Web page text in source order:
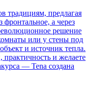
традициям, предлагая
фронтальное, а через
решение
или у стены под
и источник тепла.
и желаете
— Tena создана